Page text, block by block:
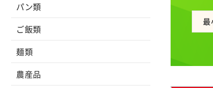
パン類
ご飯類
麺類
農産品
最